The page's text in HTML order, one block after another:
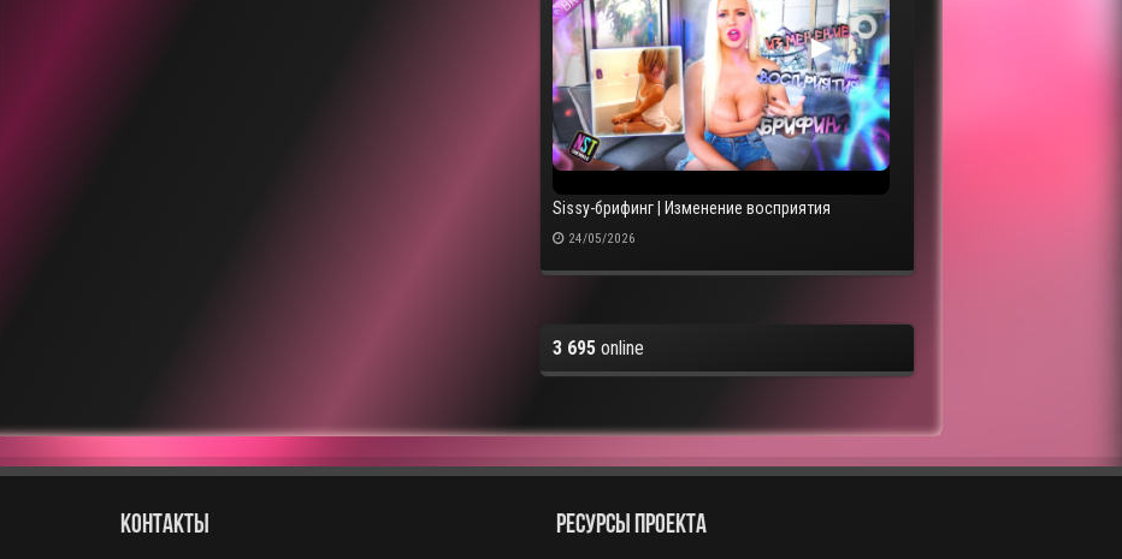
▶
Sissy-брифинг | Изменение восприятия
24/05/2026
3 695online
КОНТАКТЫ РЕСУРСЫ ПРОЕКТА